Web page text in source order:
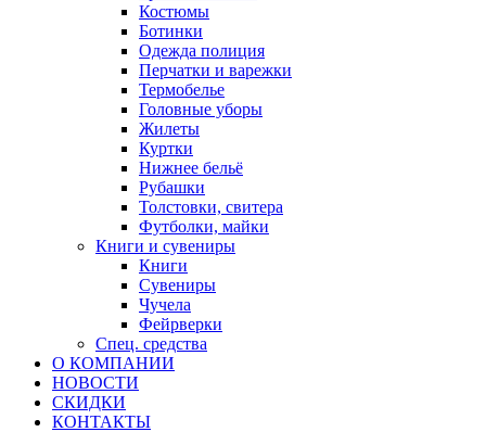
Костюмы
Ботинки
Одежда полиция
Перчатки и варежки
Термобелье
Головные уборы
Жилеты
Куртки
Нижнее бельё
Рубашки
Толстовки, свитера
Футболки, майки
Книги и сувениры
Книги
Сувениры
Чучела
Фейрверки
Спец. средства
О КОМПАНИИ
НОВОСТИ
СКИДКИ
КОНТАКТЫ